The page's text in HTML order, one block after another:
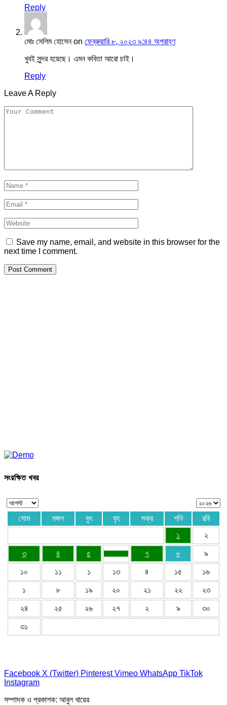
Reply
মোঃ সেলিম হোসেনon ফেব্রুয়ারি ৮, ২০২৩ ৯:৪৪ অপরাহ্ণ
খুবই সুন্দর হয়েছে। এমন কবিতা আরো চাই।
Reply
Leave A Reply
Save my name, email, and website in this browser for the
next time I comment.
সংরক্ষিত খবর
সোম মঙ্গল বুধ বৃহ শুক্র শনি
রবি
১
২
৩ ৪ ৫ ৭ ৮ ৯
১০ ১১ ১ ১৩ ৪ ১৫ ১৬
১ ৮ ১৯ ২০ ২১ ২২ ২৩
২৪ ২৫ ২৬ ২৭ ২ ৯ ৩০
৩১
Facebook X (Twitter) Pinterest Vimeo WhatsApp TikTok
Instagram
সম্পাদক ও প্রকাশক: আবুল খায়ের